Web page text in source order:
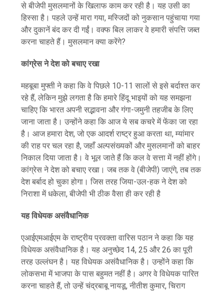
से बीजेपी मुसलमानों के खिलाफ काम कर रही है। यह उसी का
हिस्सा है। पहले उन्हें मारा गया, मस्जिदों को नुकसान पहुंचाया गया
और दुकानें बंद कर दी गईं। वक्फ बिल लाकर वे हमारी संपत्ति जब्त
करना चाहते हैं। मुसलमान क्या करेंगे?
कांग्रेस ने देश को बचाए रखा
महबूबा मुफ्ती ने कहा कि वे पिछले 10-11 सालों से इसे बर्दाश्त कर
रहे हैं, लेकिन मुझे लगता है कि हमारे हिंदू भाइयों को यह समझना
चाहिए कि भारत अपनी सद्भावना और गंगा-जमुनी तहजीब के लिए
जाना जाता है। उन्होंने कहा कि आज ये सब कचरे में फेंका जा रहा
है। आज हमारा देश, जो एक आदर्श राष्ट्र हुआ करता था, म्यांमार
की राह पर चल रहा है, जहाँ अल्पसंख्यकों और मुसलमानों को बाहर
निकाल दिया जाता है। वे भूल जाते हैं कि कल वे सत्ता में नहीं होंगे।
कांग्रेस ने देश को बचाए रखा। जब तक वे (बीजेपी) जाएंगे, तब तक
देश बर्बाद हो चुका होगा। जिस तरह जिया-उल-हक ने देश को
निराशा में धकेला, बीजेपी भी ठीक वैसा ही कर रही है
यह विधेयक असंवैधानिक
एआईएमआईएम के राष्ट्रीय प्रवक्ता वारिस पठान ने कहा कि यह
विधेयक असंवैधानिक है। यह अनुच्छेद 14, 25 और 26 का पूरी
तरह उल्लंघन है। यह विधेयक असंवैधानिक है। उन्होंने कहा कि
लोकसभा में भाजपा के पास बहुमत नहीं है। अगर वे विधेयक पारित
करना चाहते हैं, तो उन्हें चंद्रबाबू नायडू, नीतीश कुमार, चिराग